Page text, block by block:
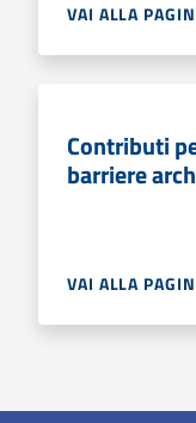
VAI ALLA
Contributi
barriere
VAI ALLA